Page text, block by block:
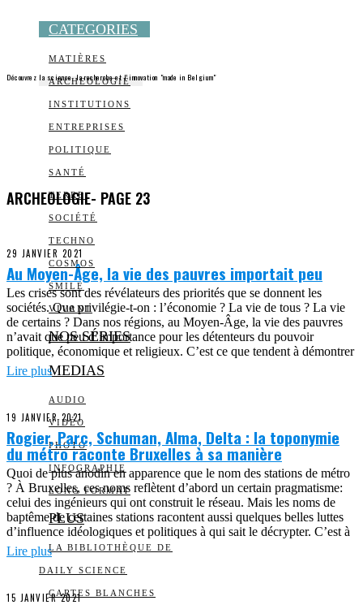
CATEGORIES
MATIÈRES
ARCHEOLOGIE
INSTITUTIONS
ENTREPRISES
POLITIQUE
SANTÉ
TERRE
SOCIÉTÉ
TECHNO
COSMOS
SMILE
VIVANT
NOS SÉRIES
MEDIAS
AUDIO
VIDÉO
PHOTO
INFOGRAPHIE
LONG FORMAT
PLUS
LA BIBLIOTHÈQUE DE
DAILY SCIENCE
CARTES BLANCHES
Découvrez la science, la recherche et l’innovation "made in Belgium"
ARCHEOLOGIE- PAGE 23
29 JANVIER 2021
Au Moyen-Âge, la vie des pauvres importait peu
Les crises sont des révélateurs des priorités que se donnent les
sociétés. Que privilégie-t-on : l’économie ? La vie de tous ? La vie
de certains ? Dans nos régions, au Moyen-Âge, la vie des pauvres
n’avait que peu d’importance pour les détenteurs du pouvoir
politique, économique et religieux. C’est ce que tendent à démontrer
Lire plus
19 JANVIER 2021
Rogier, Parc, Schuman, Alma, Delta : la toponymie
du métro raconte Bruxelles à sa manière
Quoi de plus anodin en apparence que le nom des stations de métro
? À Bruxelles, ces noms reflètent d’abord un certain pragmatisme:
celui des ingénieurs qui ont construit le réseau. Mais les noms de
baptême de certaines stations racontent aussi quelques belles luttes
d’influence idéologiques et politiques à qui sait le décrypter. C’est à
Lire plus
15 JANVIER 2021